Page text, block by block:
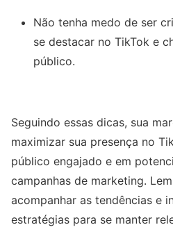
Não tenha medo de ser
se destacar no TikTok e
público.
Seguindo essas dicas, sua
maximizar sua presença no
público engajado e em
campanhas de marketing.
acompanhar as tendências e
estratégias para se manter